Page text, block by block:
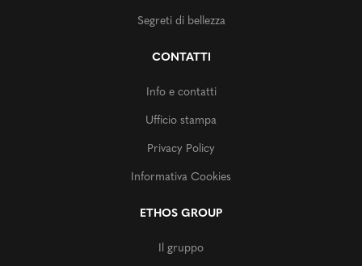
Segreti di bellezza
CONTATTI
Info e contatti
Ufficio stampa
Privacy Policy
Informativa Cookies
ETHOS GROUP
Il gruppo